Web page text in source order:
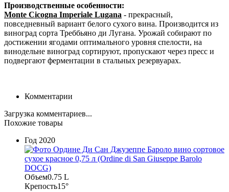
Производственные особенности:
Monte Cicogna Imperiale Lugana - прекрасный,
повседневный вариант белого сухого вина. Производится из
виноград сорта Треббьяно ди Лугана. Урожай собирают по
достижении ягодами оптимального уровня спелости, на
винодельне виноград сортируют, пропускают через пресс и
подвергают ферментации в стальных резервуарах.
Комментарии
Загрузка комментариев...
Похожие товары
Год 2020
Объем0.75 L
Крепость15°